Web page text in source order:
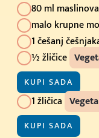
80 ml
malo krupne
1 češanj
½ žličice
KUPI SADA
1 žličica
KUPI SADA